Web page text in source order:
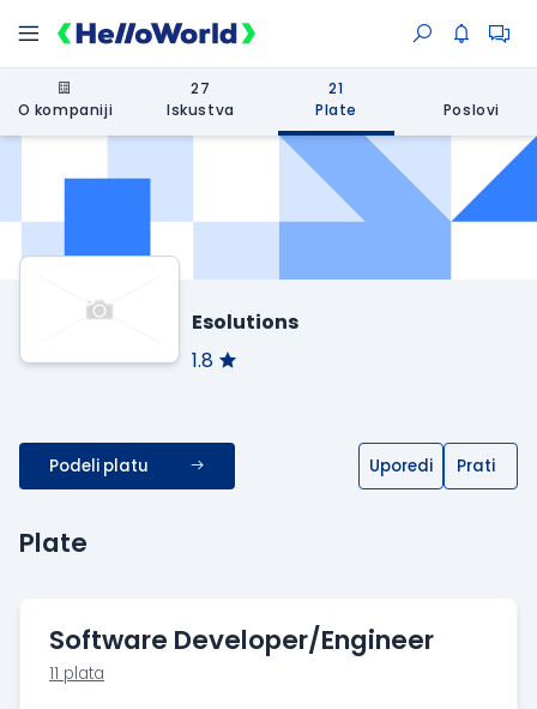
O kompaniji
27
Iskustva
21
Plate
Poslovi
Esolutions
1.8
Podeli platu Uporedi Prati
Plate
Software Developer/Engineer
11 plata